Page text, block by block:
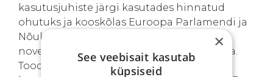
kasutusjuhiste järgi kasutades hinnatud
ohutuks ja kooskõlas Euroopa Parlamendi ja
Nõukogu määrusega nr 1223/2009, 30.
november 2009, kosmeetikatoodete kohta.
Toode on registreeritud Euroopa
×
See veebisait kasutab
küpsiseid